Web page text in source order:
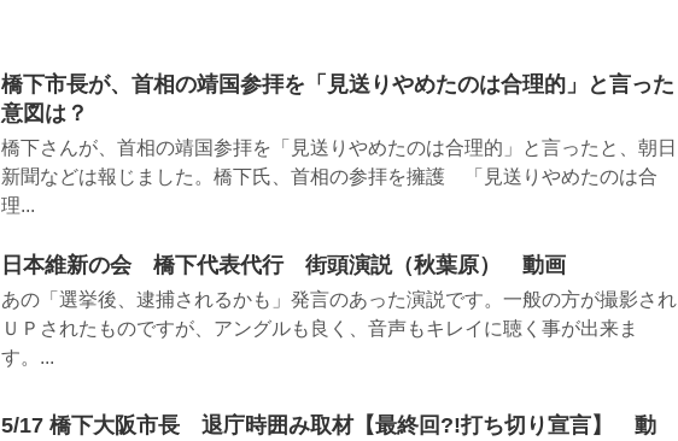
橋下市長が、首相の靖国参拝を「見送りやめたのは合理的」と言った
意図は？
橋下さんが、首相の靖国参拝を「見送りやめたのは合理的」と言ったと、朝日
新聞などは報じました。橋下氏、首相の参拝を擁護 「見送りやめたのは合
理...
日本維新の会 橋下代表代行 街頭演説（秋葉原） 動画
あの「選挙後、逮捕されるかも」発言のあった演説です。一般の方が撮影され
ＵＰされたものですが、アングルも良く、音声もキレイに聴く事が出来ま
す。...
5/17 橋下大阪市長 退庁時囲み取材【最終回?!打ち切り宣言】 動